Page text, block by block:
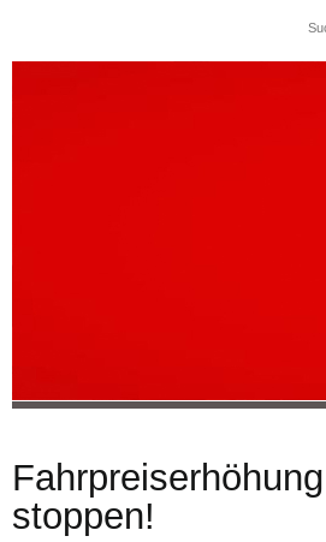
stoppen!